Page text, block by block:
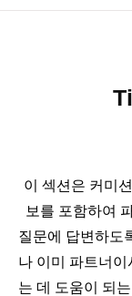
이 섹션은 커미
보를 포함하여
질문에 답변하도
나 이미 파트너
는 데 도움이 되